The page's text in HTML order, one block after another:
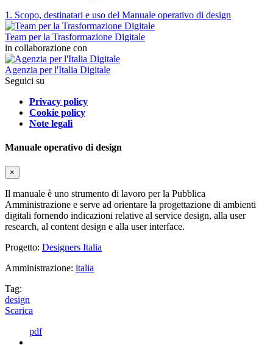
1. Scopo, destinatari e uso del Manuale operativo di design
Team per la Trasformazione Digitale
in collaborazione con
Agenzia per l'Italia Digitale
Seguici su
Privacy policy
Cookie policy
Note legali
Manuale operativo di design
×
Il manuale è uno strumento di lavoro per la Pubblica
Amministrazione e serve ad orientare la progettazione di ambienti
digitali fornendo indicazioni relative al service design, alla user
research, al content design e alla user interface.
Progetto: Designers Italia
Amministrazione: italia
Tag:
design
Scarica
pdf